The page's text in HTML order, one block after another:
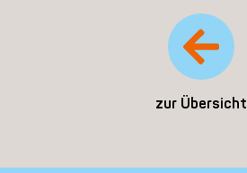
zur Übersicht